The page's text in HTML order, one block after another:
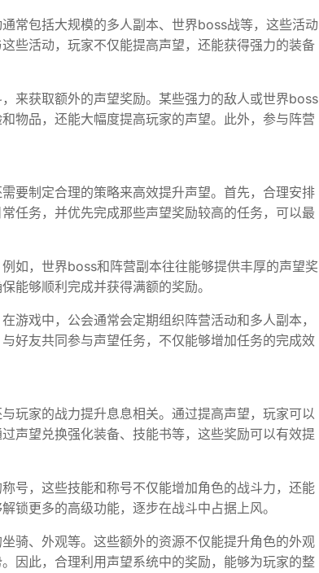
常包括大规模的多人副本、世界boss战等，这些活动
些活动，玩家不仅能提高声望，还能获得强力的装备
来获取额外的声望奖励。某些强力的敌人或世界boss
物品，还能大幅度提高玩家的声望。此外，参与阵营
要制定合理的策略来高效提升声望。首先，合理安排
任务，并优先完成那些声望奖励较高的任务，可以最
如，世界boss和阵营副本往往能够提供丰厚的声望奖
能够顺利完成并获得满额的奖励。
游戏中，公会通常会定期组织阵营活动和多人副本，
好友共同参与声望任务，不仅能够增加任务的完成效
玩家的战力提升息息相关。通过提高声望，玩家可以
声望兑换强化装备、技能书等，这些奖励可以有效提
号，这些技能和称号不仅能增加角色的战斗力，还能
锁更多的高级功能，逐步在战斗中占据上风。
骑、外观等。这些额外的资源不仅能提升角色的外观
因此，合理利用声望系统中的奖励，能够为玩家的整